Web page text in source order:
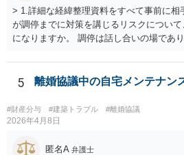
> 1.詳細な経緯整理資料をすべて事前に相
が調停までに対策を講じるリスクについ
になりますか。 調停は話し合いの場であ
いう姑息な手段は使えませんし、公平か
は、当事者と裁判所が同じ主張と証拠関
できるものだと考えます。 > 2.また、開
ついて、何か工夫できる点があればご教示
弁護士によって考え方が異なるかもしれ
にとって不利な事実が隠されているとい
5 離婚協議中の自宅メンテナン
#財産分与 #建築トラブル #離婚協議
2026年4月8日
匿名A 弁護士